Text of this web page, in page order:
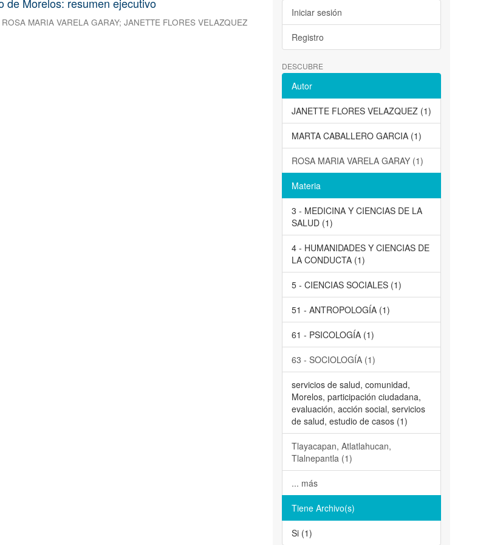
de Morelos: resumen ejecutivo
ROSA MARIA VARELA GARAY;JANETTE FLORES VELAZQUEZ
Iniciar sesión
Registro
DESCUBRE
Autor
JANETTE FLORES VELAZQUEZ (1)
MARTA CABALLERO GARCIA (1)
ROSA MARIA VARELA GARAY (1)
Materia
3 - MEDICINA Y CIENCIAS DE LA
SALUD (1)
4 - HUMANIDADES Y CIENCIAS DE
LA CONDUCTA (1)
5 - CIENCIAS SOCIALES (1)
51 - ANTROPOLOGÍA (1)
61 - PSICOLOGÍA (1)
63 - SOCIOLOGÍA (1)
servicios de salud, comunidad,
Morelos, participación ciudadana,
evaluación, acción social, servicios
de salud, estudio de casos (1)
Tlayacapan, Atlatlahucan,
Tlalnepantla (1)
... más
Tiene Archivo(s)
Si (1)